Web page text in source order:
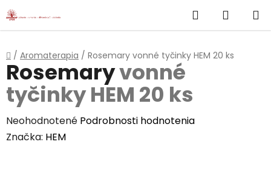
Prejsť
na
Hľadať
KOŠÍK
Domov
/ Aromaterapia / Rosemary vonné tyčinky HEM 20 ks
Rosemaryvonné
tyčinky HEM 20 ks
Priemerné
hodnotenie
Neohodnotené Podrobnosti hodnotenia
Značka: HEM